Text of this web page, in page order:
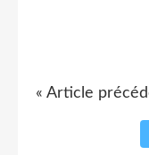
« Article